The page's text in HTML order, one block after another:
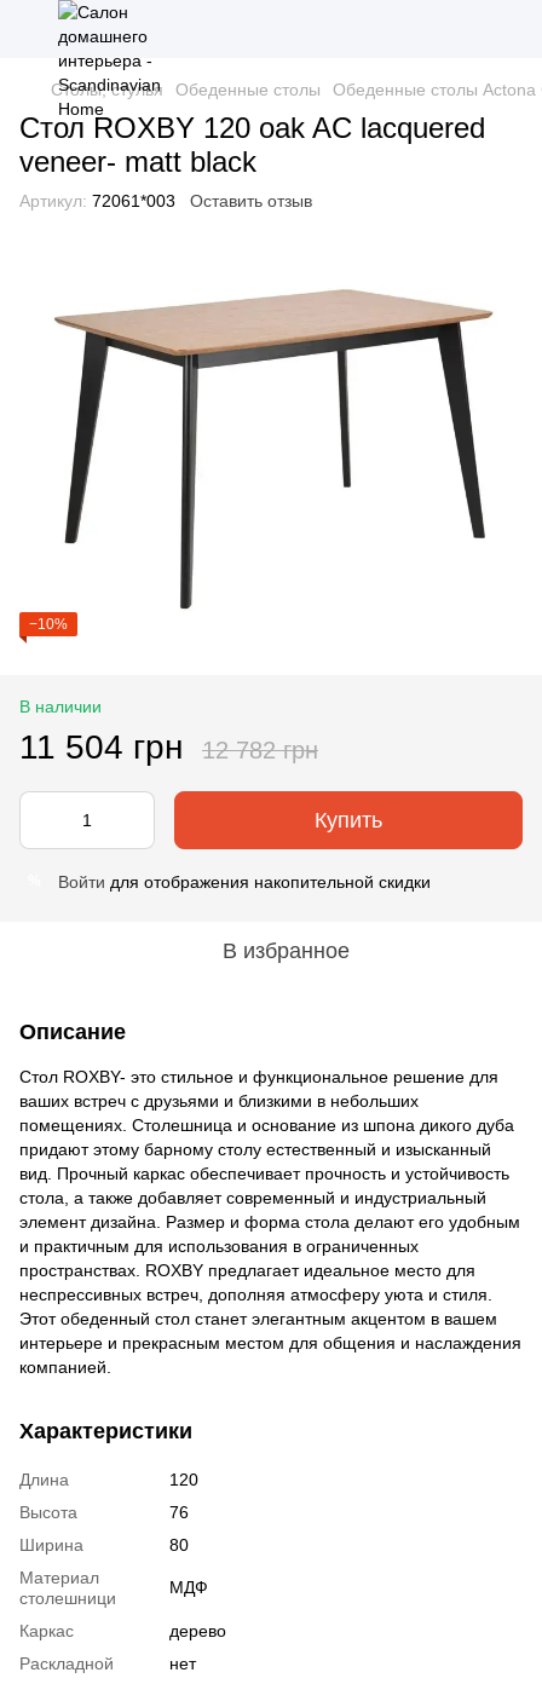
Столы, стулья Обеденные столы Обеденные столы Actona
Стол ROXBY 120 oak AC lacquered
veneer- matt black
Артикул: 72061*003 Оставить отзыв
−10%
В наличии
11 504 грн 12 782 грн
Купить
Войти для отображения накопительной скидки
В избранное
Описание
Стол ROXBY- это стильное и функциональное решение для
ваших встреч с друзьями и близкими в небольших
помещениях. Столешница и основание из шпона дикого дуба
придают этому барному столу естественный и изысканный
вид. Прочный каркас обеспечивает прочность и устойчивость
стола, а также добавляет современный и индустриальный
элемент дизайна. Размер и форма стола делают его удобным
и практичным для использования в ограниченных
пространствах. ROXBY предлагает идеальное место для
неспрессивных встреч, дополняя атмосферу уюта и стиля.
Этот обеденный стол станет элегантным акцентом в вашем
интерьере и прекрасным местом для общения и наслаждения
компанией.
Характеристики
Длина
120
Высота
76
Ширина
80
Материал
столешници
МДФ
Каркас
дерево
Раскладной
нет